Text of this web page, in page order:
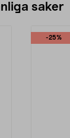
saker
-25%